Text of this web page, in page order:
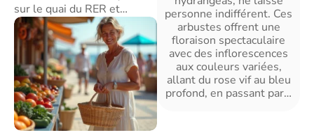
sur le quai du RER et…
personne indifférent. Ces
arbustes offrent une
floraison spectaculaire
avec des inflorescences
aux couleurs variées,
allant du rose vif au bleu
profond, en passant par…